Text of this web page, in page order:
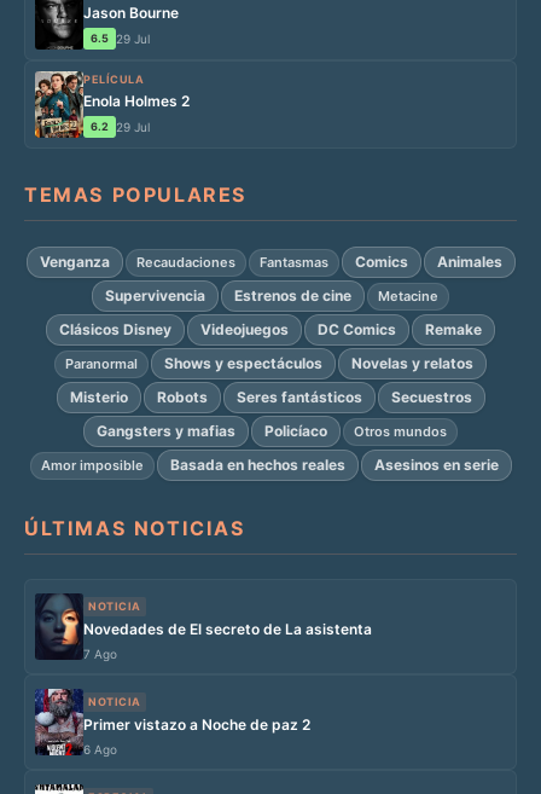
Jason Bourne
6.5 29 Jul
PELÍCULA
Enola Holmes 2
6.2 29 Jul
TEMAS POPULARES
Venganza Recaudaciones Fantasmas Comics
Animales
Supervivencia
Estrenos de cine Metacine
Clásicos Disney Videojuegos DC Comics Remake
Paranormal Shows y espectáculos
Novelas y relatos
Misterio
Robots Seres fantásticos
Secuestros
Gangsters y mafias
Policíaco
Otros mundos
Amor imposible
Basada en hechos reales Asesinos en serie
ÚLTIMAS NOTICIAS
NOTICIA
Novedades de El secreto de La asistenta
7 Ago
NOTICIA
Primer vistazo a Noche de paz 2
6 Ago